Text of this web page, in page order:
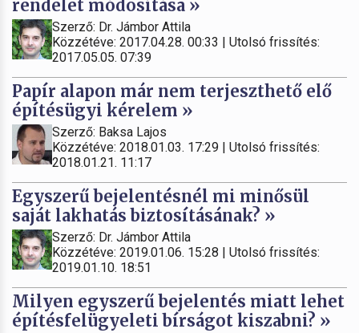
rendelet módosítása »
Szerző: Dr. Jámbor Attila
Közzétéve: 2017.04.28. 00:33 | Utolsó frissítés:
2017.05.05. 07:39
Papír alapon már nem terjeszthető elő
építésügyi kérelem »
Szerző: Baksa Lajos
Közzétéve: 2018.01.03. 17:29 | Utolsó frissítés:
2018.01.21. 11:17
Egyszerű bejelentésnél mi minősül
saját lakhatás biztosításának? »
Szerző: Dr. Jámbor Attila
Közzétéve: 2019.01.06. 15:28 | Utolsó frissítés:
2019.01.10. 18:51
Milyen egyszerű bejelentés miatt lehet
építésfelügyeleti bírságot kiszabni? »